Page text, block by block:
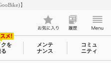
】
クを
メンテ
ナンス
コミュ
ニティ